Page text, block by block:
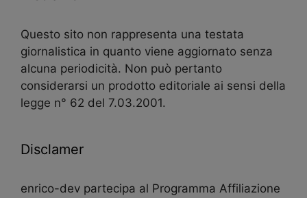
Questo sito non rappresenta una testata
giornalistica in quanto viene aggiornato senza
alcuna periodicità. Non può pertanto
considerarsi un prodotto editoriale ai sensi della
legge n° 62 del 7.03.2001.
Disclamer
enrico-dev partecipa al Programma Affiliazione